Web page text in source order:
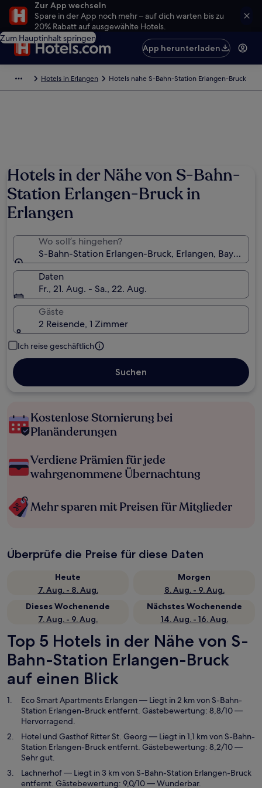
Zur App wechseln
Spare in der App noch mehr – auf dich warten bis zu
20% Rabatt auf ausgewählte Hotels.
Zum Hauptinhalt springen
App herunterladen
Hotels in Erlangen Hotels nahe S-Bahn-Station Erlangen-Bruck
Hotels in der Nähe von S-Bahn-
Station Erlangen-Bruck in
Erlangen
Wo soll’s hingehen?
S-Bahn-Station Erlangen-Bruck, Erlangen, Bayern,
Daten
Fr., 21. Aug. - Sa., 22. Aug.
Gäste
2 Reisende, 1 Zimmer
Ich reise geschäftlich
Suchen
Kostenlose Stornierung bei
Planänderungen
Verdiene Prämien für jede
wahrgenommene Übernachtung
Mehr sparen mit Preisen für Mitglieder
Überprüfe die Preise für diese Daten
Heute
7. Aug. - 8. Aug.
Morgen
8. Aug. - 9. Aug.
Dieses Wochenende
7. Aug. - 9. Aug.
Nächstes Wochenende
14. Aug. - 16. Aug.
Top 5 Hotels in der Nähe von S-
Bahn-Station Erlangen-Bruck
auf einen Blick
Eco Smart Apartments Erlangen— Liegt in 2 km von S-Bahn-
Station Erlangen-Bruck entfernt. Gästebewertung: 8,8/10 —
Hervorragend.
Hotel und Gasthof Ritter St. Georg — Liegt in 1,1 km von S-Bahn-
Station Erlangen-Bruck entfernt. Gästebewertung: 8,2/10 —
Sehr gut.
Lachnerhof— Liegt in 3 km von S-Bahn-Station Erlangen-Bruck
entfernt. Gästebewertung: 9,0/10 — Wunderbar.